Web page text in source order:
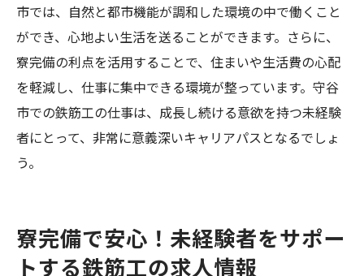
市では、自然と都市機能が調和した環境の中で働くこと
ができ、心地よい生活を送ることができます。さらに、
寮完備の利点を活用することで、住まいや生活費の心配
を軽減し、仕事に集中できる環境が整っています。守谷
市での鉄筋工の仕事は、成長し続ける意欲を持つ未経験
者にとって、非常に意義深いキャリアパスとなるでしょ
う。
寮完備で安心！未経験者をサポー